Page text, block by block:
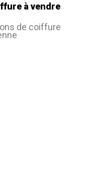
à vendre
de coiffure